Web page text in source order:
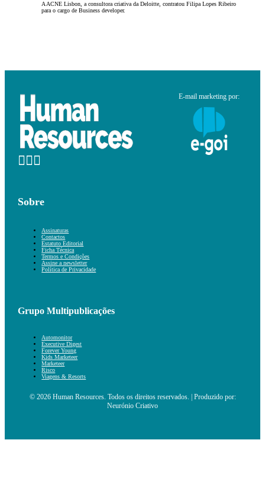
A ACNE Lisbon, a consultora criativa da Deloitte, contratou Filipa Lopes Ribeiro
para o cargo de Business developer.
E-mail marketing por:
Sobre
Assinaturas
Contactos
Estatuto Editorial
Ficha Técnica
Termos e Condições
Assine a newsletter
Política de Privacidade
Grupo Multipublicações
Automonitor
Executive Digest
Forever Young
Kids Marketeer
Marketeer
Risco
Viagens & Resorts
© 2026 Human Resources. Todos os direitos reservados. | Produzido por:
Neurónio Criativo